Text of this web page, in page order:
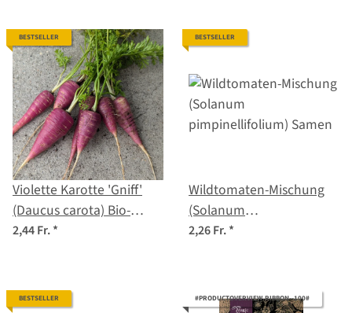
BESTSELLER
Violette Karotte 'Gniff'
(Daucus carota) Bio-
Saatgut
2,44 Fr.*
BESTSELLER
Wildtomaten-Mischung
(Solanum
pimpinellifolium) Samen
2,26 Fr.*
BESTSELLER #PRODUCTOVERVIEW.RIBBON--100#